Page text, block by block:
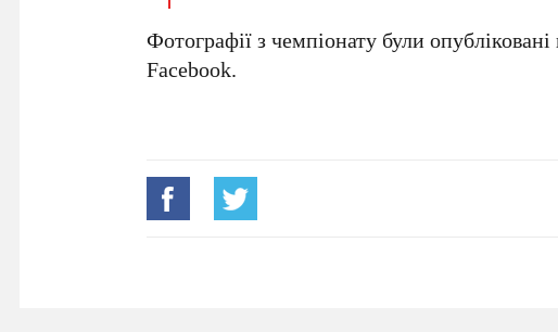
Фотографії з чемпіонату були
Facebook.